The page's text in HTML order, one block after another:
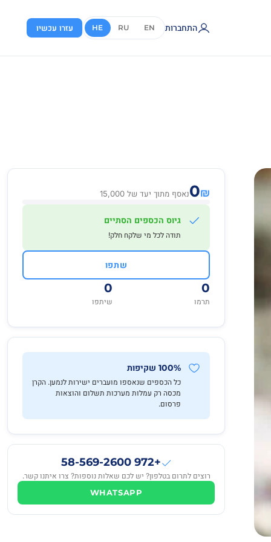
התחברות EN
RU
HE עזרו עכשיו
₪
0נאסף מתוך יעד של 15,000
גיוס הכספים הסתיים
תודה לכל מי שלקח חלק!
שתפו
0
תרמו
0
שיתפו
100% שקיפות
כל הכספים שנאספו מועברים ישירות לנמען. הקרן
מכסה רק עמלות מערכות תשלום והוצאות
פרסום.
+972 58-569-2600
רוצים לתרום בטלפון? יש לכם שאלות נוספות? צרו איתנו קשר.
WHATSAPP